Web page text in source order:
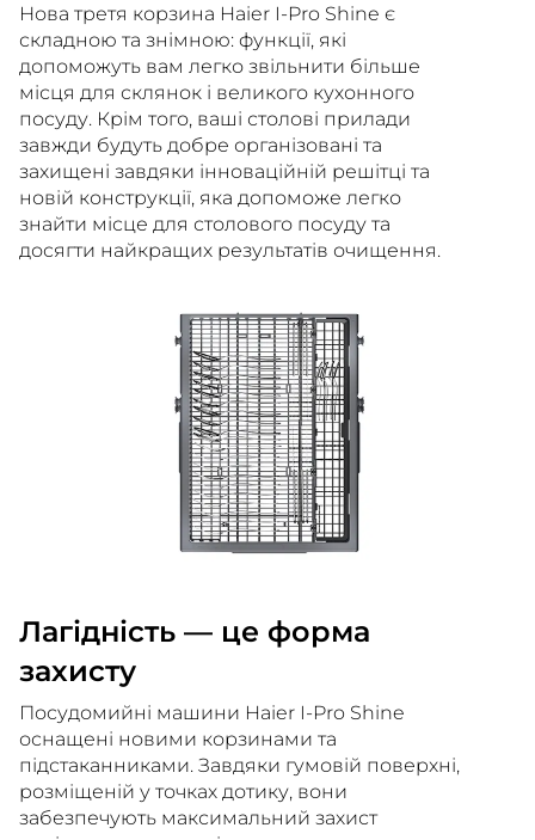
Нова третя корзина Haier I-Pro Shine є
складною та знімною: функції, які
допоможуть вам легко звільнити більше
місця для склянок і великого кухонного
посуду. Крім того, ваші столові прилади
завжди будуть добре організовані та
захищені завдяки інноваційній решітці та
новій конструкції, яка допоможе легко
знайти місце для столового посуду та
досягти найкращих результатів очищення.
Лагідність — це форма
захисту
Посудомийні машини Haier I-Pro Shine
оснащені новими корзинами та
підстаканниками. Завдяки гумовій поверхні,
розміщеній у точках дотику, вони
забезпечують максимальний захист